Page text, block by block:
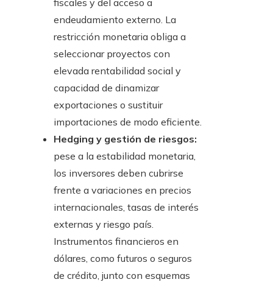
endeudamiento externo. La
restricción monetaria obliga a
seleccionar proyectos con
elevada rentabilidad social y
capacidad de dinamizar
exportaciones o sustituir
importaciones de modo eficiente.
Hedging y gestión de riesgos:
pese a la estabilidad monetaria,
los inversores deben cubrirse
frente a variaciones en precios
internacionales, tasas de interés
externas y riesgo país.
Instrumentos financieros en
dólares, como futuros o seguros
de crédito, junto con esquemas